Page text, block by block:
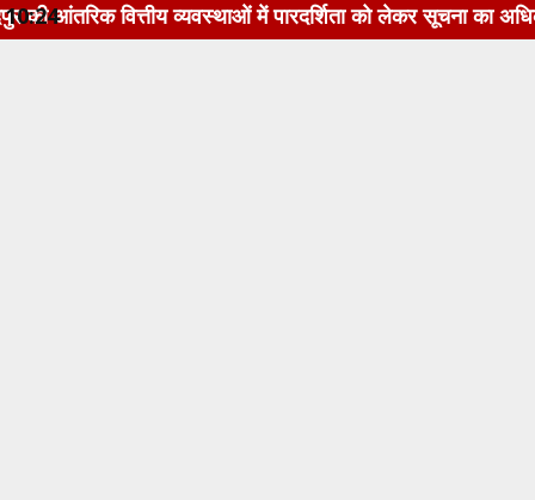
व्यवस्थाओं में पारदर्शिता को लेकर सूचना का अधिकार अधिनियम,
10:24